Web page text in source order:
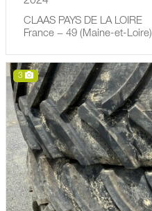
CLAAS PAYS DE LA LOIRE
France − 49 (Maine-et-Loire)
3